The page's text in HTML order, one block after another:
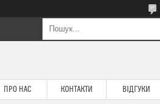
ПРО НАС КОНТАКТИ ВІДГУКИ